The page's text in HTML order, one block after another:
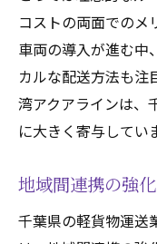
コストの両面でのメ
車両の導入が進む中
カルな配送方法も注
湾アクアラインは、
に大きく寄与してい
地域間連携の強化
千葉県の軽貨物運送